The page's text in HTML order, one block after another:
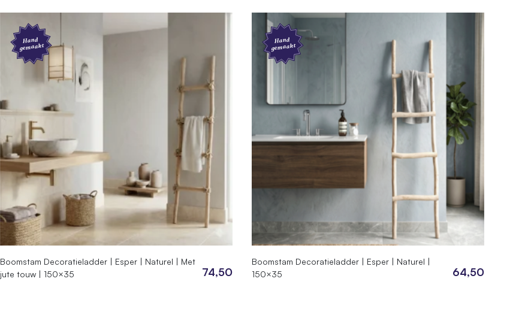
Hand
gemaakt
Boomstam Decoratieladder | Esper | Naturel | Met
jute touw | 150×35
74,50
Hand
gemaakt
Boomstam Decoratieladder | Esper | Naturel |
150×35
64,50